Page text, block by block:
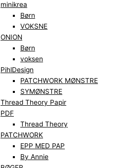
minikrea
Børn
VOKSNE
ONION
Børn
voksen
PihlDesign
PATCHWORK MØNSTRE
SYMØNSTRE
Thread Theory Papir
PDF
Thread Theory
PATCHWORK
EPP MED PAP
By Annie